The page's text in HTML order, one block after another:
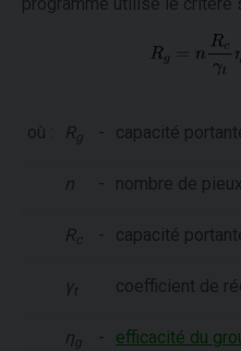
où : R g - capacité
n - nombre de
R - capacité
γ t coefficient de
η g - efficacité du